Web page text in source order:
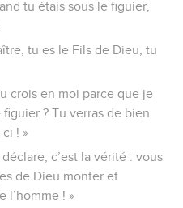
tu étais sous le figuier,
tu es le Fils de Dieu, tu
crois en moi parce que je
figuier ? Tu verras de bien
! »
c’est la vérité : vous
de Dieu monter et
l’homme ! »